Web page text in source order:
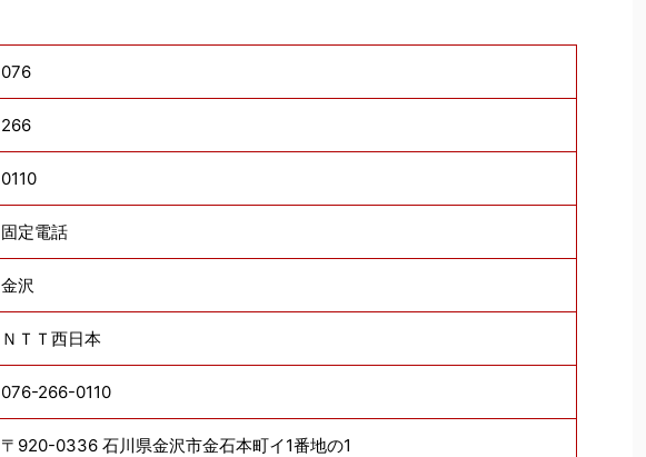
076
266
0110
固定電話
金沢
ＮＴＴ西日本
076-266-0110
〒920-0336 石川県金沢市金石本町イ1番地の1